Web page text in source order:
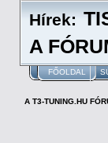
Hírek:
A
FŐOLDAL
A T3-TUNING.HU